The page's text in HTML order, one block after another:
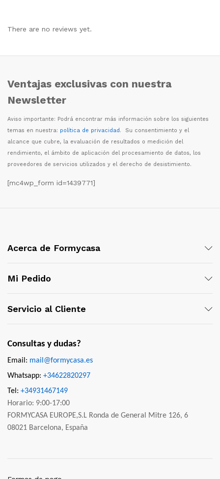
There are no reviews yet.
Ventajas exclusivas con nuestra
Newsletter
Aviso importante: Podrá encontrar más información sobre los siguientes
temas en nuestra: política de privacidad. Su consentimiento y el
alcance que cubre, la evaluación de resultados o medición del
rendimiento, el ámbito de aplicación del procesamiento de datos, los
proveedores de servicios utilizados y el derecho de desistimiento.
[mc4wp_form id=1439771]
Acerca de Formycasa
Mi Pedido
Servicio al Cliente
Consultas y dudas?
Email: mail@formycasa.es
Whatsapp: +34622820297
Tel: +34931467149
Horario: 9:00-17:00
FORMYCASA EUROPE,S.L Ronda de General Mitre 126, 6
08021 Barcelona, España